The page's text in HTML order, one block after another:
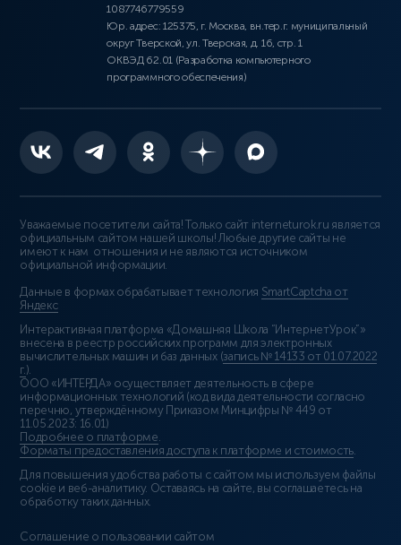
1087746779559
Юр. адрес: 125375, г. Москва, вн.тер.г. муниципальный
округ Тверской, ул. Тверская, д. 16, стр. 1
ОКВЭД 62.01 (Разработка компьютерного
программного обеспечения)
Уважаемые посетители сайта! Только сайт interneturok.ru является
официальным сайтом нашей школы! Любые другие сайты не
имеют к нам отношения и не являются источником
официальной информации.
Данные в формах обрабатывает технология SmartCaptcha от
Яндекс
Интерактивная платформа «Домашняя Школа “ИнтернетУрок”»
внесена в реестр российских программ для электронных
вычислительных машин и баз данных (запись № 14133 от 01.07.2022
г.).
ООО «ИНТЕРДА» осуществляет деятельность в сфере
информационных технологий (код вида деятельности согласно
перечню, утверждённому Приказом Минцифры № 449 от
11.05.2023: 16.01)
Подробнее о платформе.
Форматы предоставления доступа к платформе и стоимость.
Для повышения удобства работы с сайтом мы используем файлы
cookie и веб-аналитику. Оставаясь на сайте, вы соглашаетесь на
обработку таких данных.
Соглашение о пользовании сайтом